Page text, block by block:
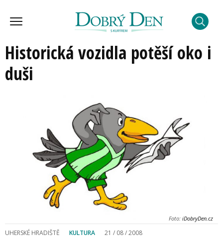
Historická vozidla potěší oko i
duši
Foto: iDobryDen.cz
UHERSKÉ HRADIŠTĚ KULTURA 21 / 08 / 2008